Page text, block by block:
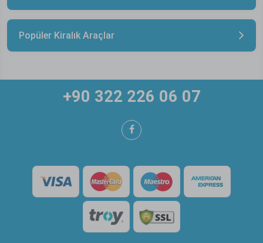
Popüler Kiralık Araçlar
+90 322 226 06 07